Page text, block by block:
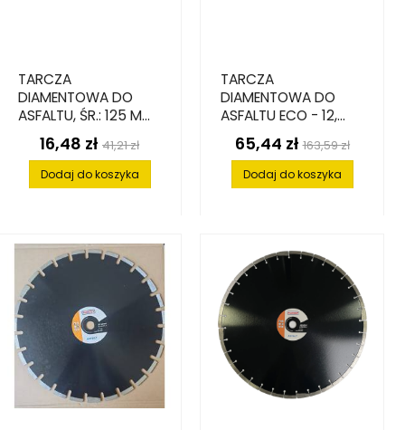
TARCZA
DIAMENTOWA DO
ASFALTU, ŚR.: 125 MM
X 22.2 MM, ILOŚĆ SEG:
Cena
16,48 zł Cena
podstawowa
41,21 zł
Dodaj do koszyka
TARCZA
DIAMENTOWA DO
ASFALTU ECO - 12,
350 MM X 25.4 MM
Cena
65,44 zł Cena
podstawowa
163,59 zł
Dodaj do koszyka